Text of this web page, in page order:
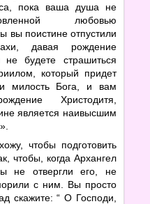
пока ваша душа не
любовью
вы поистине отпустили
давая рождение
будете страшиться
который придет
милость Бога, и вам
Христодитя,
является наивысшим
чтобы подготовить
чтобы, когда Архангел
не отвергли его, не
с ним. Вы просто
скажите: “ О Господи,